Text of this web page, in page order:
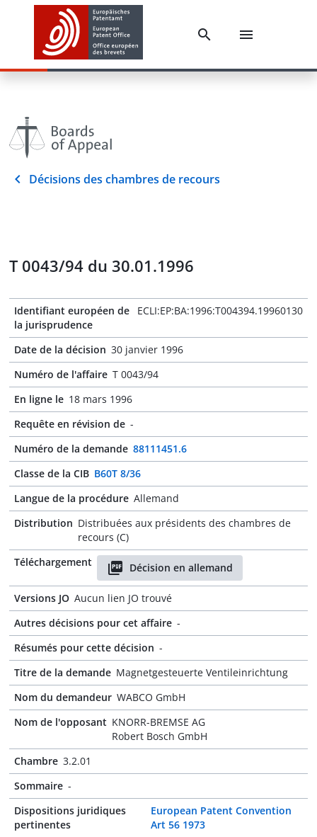
Décisions des chambres de recours
T 0043/94 du 30.01.1996
Identifiant européen de
la jurisprudence
ECLI:EP:BA:1996:T004394.19960130
Date de la décision 30 janvier 1996
Numéro de l'affaire T 0043/94
En ligne le 18 mars 1996
Requête en révision de -
Numéro de la demande 88111451.6
Classe de la CIB B60T 8/36
Langue de la procédure Allemand
Distribution Distribuées aux présidents des chambres de
recours (C)
Téléchargement
Décision en allemand
Versions JO Aucun lien JO trouvé
Autres décisions pour cet affaire -
Résumés pour cette décision -
Titre de la demande Magnetgesteuerte Ventileinrichtung
Nom du demandeur WABCO GmbH
Nom de l'opposant KNORR-BREMSE AG
Robert Bosch GmbH
Chambre 3.2.01
Sommaire -
Dispositions juridiques
pertinentes
European Patent Convention
Art 56 1973